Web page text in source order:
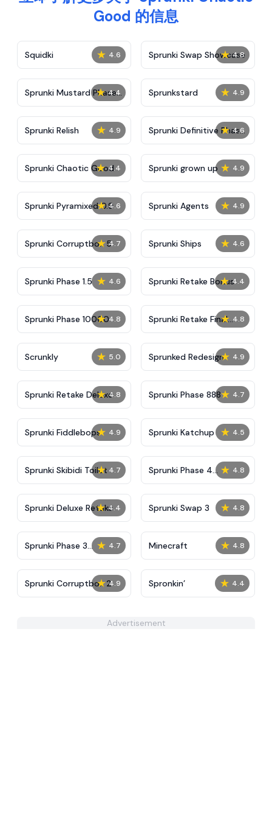
Good 的信息
★ 4.6
Squidki ★ 4.8
Sprunki Swap Showcase
★ 4.4
Sprunki Mustard Phase
2
★ 4.9
Sprunkstard
★ 4.9
Sprunki Relish ★ 4.6
Sprunki Definitive Phase
7
★ 4.4
Sprunki Chaotic Good ★ 4.9
Sprunki grown up
★ 4.6
Sprunki Pyramixed 0.9 ★ 4.9
Sprunki Agents
★ 4.7
Sprunki Corruptbox 5 ★ 4.6
Sprunki Ships
★ 4.6
Sprunki Phase 1.5 ★ 4.4
Sprunki Retake Bonus
★ 4.8
Sprunki Phase 10000 ★ 4.8
Sprunki Retake Final
Update
★ 5.0
Scrunkly ★ 4.9
Sprunked Redesign
★ 4.8
Sprunki Retake Deluxe ★ 4.7
Sprunki Phase 888
★ 4.9
Sprunki Fiddlebops ★ 4.5
Sprunki Katchup
★ 4.7
Sprunki Skibidi Toilet ★ 4.8
Sprunki Phase 4
Definitive
★ 4.4
Sprunki Deluxe Retake ★ 4.8
Sprunki Swap 3
★ 4.7
Sprunki Phase 3
Definitive
★ 4.8
Minecraft
★ 4.9
Sprunki Corruptbox 2 ★ 4.4
Spronkin’
Advertisement